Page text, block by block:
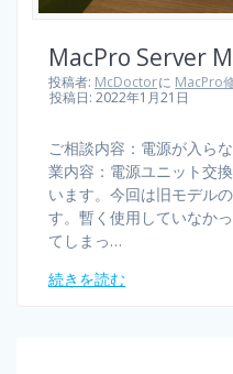
MacPro Server
投稿者: McDoctorに MacPro
投稿日: 2022年1月21日
ご相談内容：電源が入ら
業内容：電源ユニット交
います。今回は旧モデル
す。暫く使用していなか
てしまっ…
続きを読む